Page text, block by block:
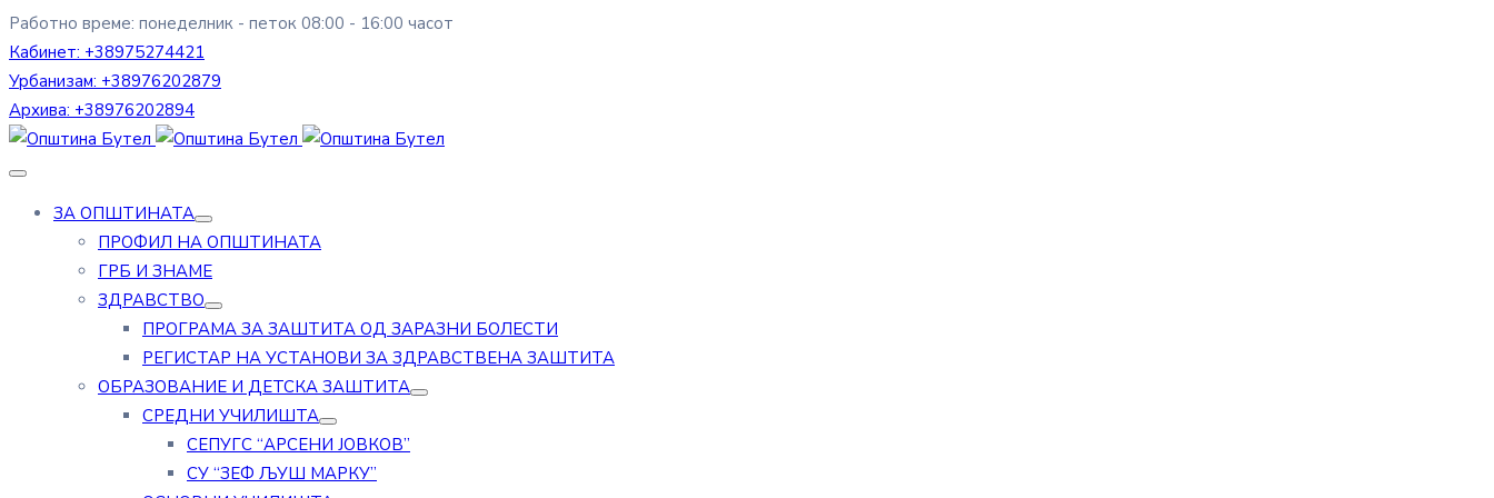
Работно време: понеделник - петок 08:00 - 16:00 часот
Кабинет: +38975274421
Урбанизам: +38976202879
Архива: +38976202894
ЗА ОПШТИНАТА
ПРОФИЛ НА ОПШТИНАТА
ГРБ И ЗНАМЕ
ЗДРАВСТВО
ПРОГРАМА ЗА ЗАШТИТА ОД ЗАРАЗНИ БОЛЕСТИ
РЕГИСТАР НА УСТАНОВИ ЗА ЗДРАВСТВЕНА ЗАШТИТА
ОБРАЗОВАНИЕ И ДЕТСКА ЗАШТИТА
СРЕДНИ УЧИЛИШТА
СЕПУГС “АРСЕНИ ЈОВКОВ”
СУ “ЗЕФ ЉУШ МАРКУ”